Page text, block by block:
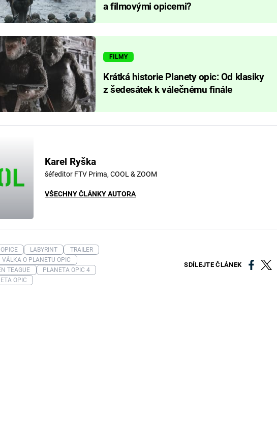
a filmovými opicemi?
FILMY
Krátká historie Planety opic: Od klasiky
z šedesátek k válečnému finále
Karel Ryška
šéfeditor FTV Prima, COOL & ZOOM
VŠECHNY ČLÁNKY AUTORA
SDÍLEJTE ČLÁNEK
OPICE LABYRINT
TRAILER
VÁLKA O PLANETU OPIC
TEAGUE
PLANETA OPIC 4
OPIC